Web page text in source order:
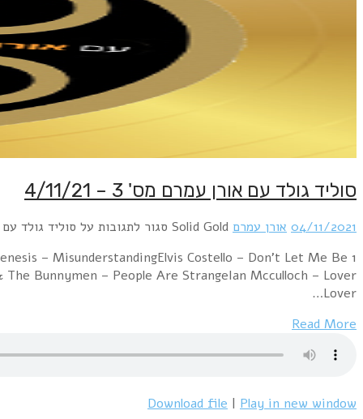
1 Foreigner – Break It UpElectric Light
MisunderstoodIt's Immaterial – Driving Away From